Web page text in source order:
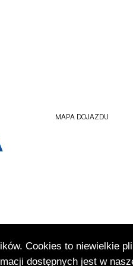
Cookies to niewielkie
dostępnych jest w
MAPA DOJAZDU
Sprawdź lokalizację
Otworzy